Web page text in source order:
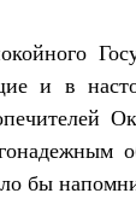
и в
бы